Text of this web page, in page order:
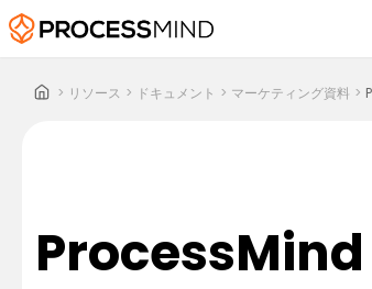
> リソース > ドキュメント > マーケティング資料 >
ProcessMind